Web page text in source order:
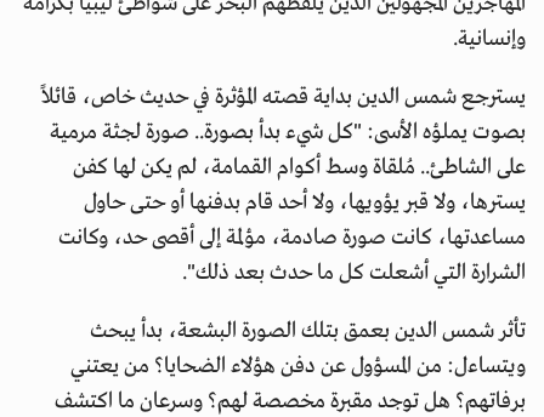
وإنسانية.
يسترجع شمس الدين بداية قصته المؤثرة في حديث خاص، قائلاً
بصوت يملؤه الأسى: "كل شيء بدأ بصورة.. صورة لجثة مرمية
على الشاطئ.. مُلقاة وسط أكوام القمامة، لم يكن لها كفن
يسترها، ولا قبر يؤويها، ولا أحد قام بدفنها أو حتى حاول
مساعدتها، كانت صورة صادمة، مؤلمة إلى أقصى حد، وكانت
الشرارة التي أشعلت كل ما حدث بعد ذلك".
تأثر شمس الدين بعمق بتلك الصورة البشعة، بدأ يبحث
ويتساءل: من المسؤول عن دفن هؤلاء الضحايا؟ من يعتني
برفاتهم؟ هل توجد مقبرة مخصصة لهم؟ وسرعان ما اكتشف